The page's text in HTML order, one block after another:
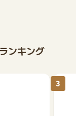
ンキング
3